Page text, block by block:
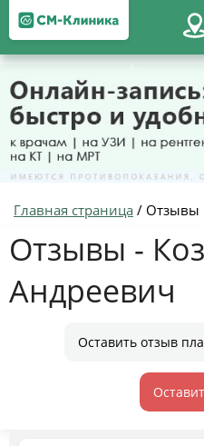
Главная страница / Отзывы
Отзывы -
Андреевич
Оставить отзыв